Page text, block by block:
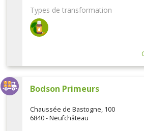
Types de transformation
Bodson Primeurs
Chaussée de Bastogne, 100
6840 - Neufchâteau